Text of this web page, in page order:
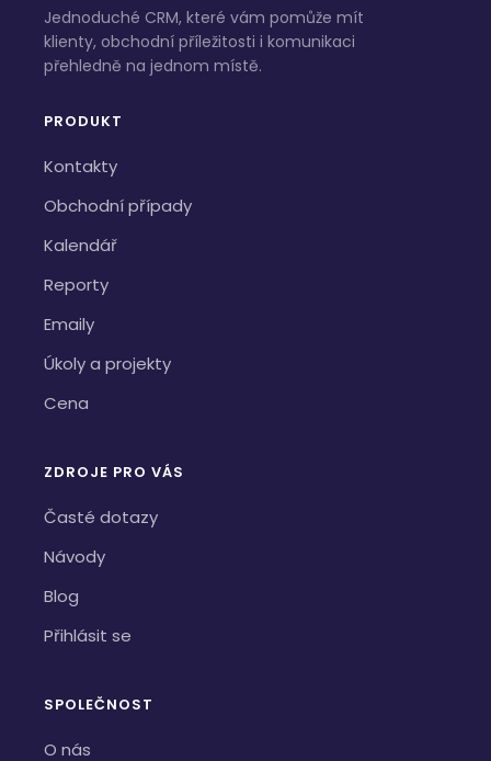
Jednoduché CRM, které vám pomůže mít
klienty, obchodní příležitosti i komunikaci
přehledně na jednom místě.
PRODUKT
Kontakty
Obchodní případy
Kalendář
Reporty
Emaily
Úkoly a projekty
Cena
ZDROJE PRO VÁS
Časté dotazy
Návody
Blog
Přihlásit se
SPOLEČNOST
O nás